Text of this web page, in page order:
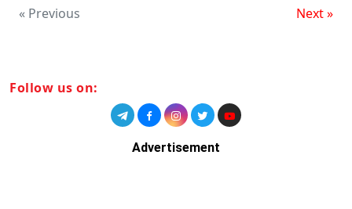
« Previous Next »
Follow us on:
Advertisement